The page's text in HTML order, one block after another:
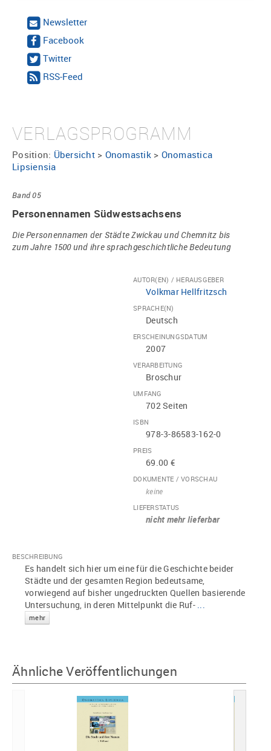
Newsletter
Facebook
Twitter
RSS-Feed
VERLAGSPROGRAMM
Position: Übersicht> Onomastik> Onomastica
Lipsiensia
Band 05
Personennamen Südwestsachsens
Die Personennamen der Städte Zwickau und Chemnitz bis
zum Jahre 1500 und ihre sprachgeschichtliche Bedeutung
AUTOR(EN) / HERAUSGEBER
Volkmar Hellfritzsch
SPRACHE(N)
Deutsch
ERSCHEINUNGSDATUM
2007
VERARBEITUNG
Broschur
UMFANG
702 Seiten
ISBN
978-3-86583-162-0
PREIS
69.00 €
DOKUMENTE / VORSCHAU
keine
LIEFERSTATUS
nicht mehr lieferbar
BESCHREIBUNG
Es handelt sich hier um eine für die Geschichte beider
Städte und der gesamten Region bedeutsame,
vorwiegend auf bisher ungedruckten Quellen basierende
Untersuchung, in deren Mittelpunkt die Ruf- ...
mehr
Ähnliche Veröffentlichungen